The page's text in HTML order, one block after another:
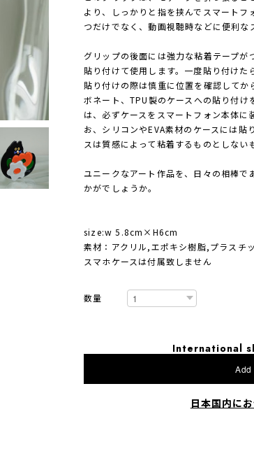
より、しっかりと指を挟んでスマート
つだけでなく、動画視聴時などに便利な
グリップの後面には強力な粘着テープが
貼り付けて使用します。一度貼り付けた
貼り付けの際は慎重に位置を確認して
ボネート、TPU製のケースへの貼り付
は、必ずケースをスマートフォン本体
お、シリコンやEVA素材のケースには貼
スは質感によって粘着するものとしない
ユニークなアート作品を、日々の相棒
かがでしょうか。
size:w 5.8cm×H6cm
素材：アクリル,エポキシ樹脂,プラスチ
スマホケースは付属致しません
数量
International
Add
日本国内に